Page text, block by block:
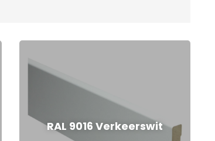
RAL 9016 Verkeerswit